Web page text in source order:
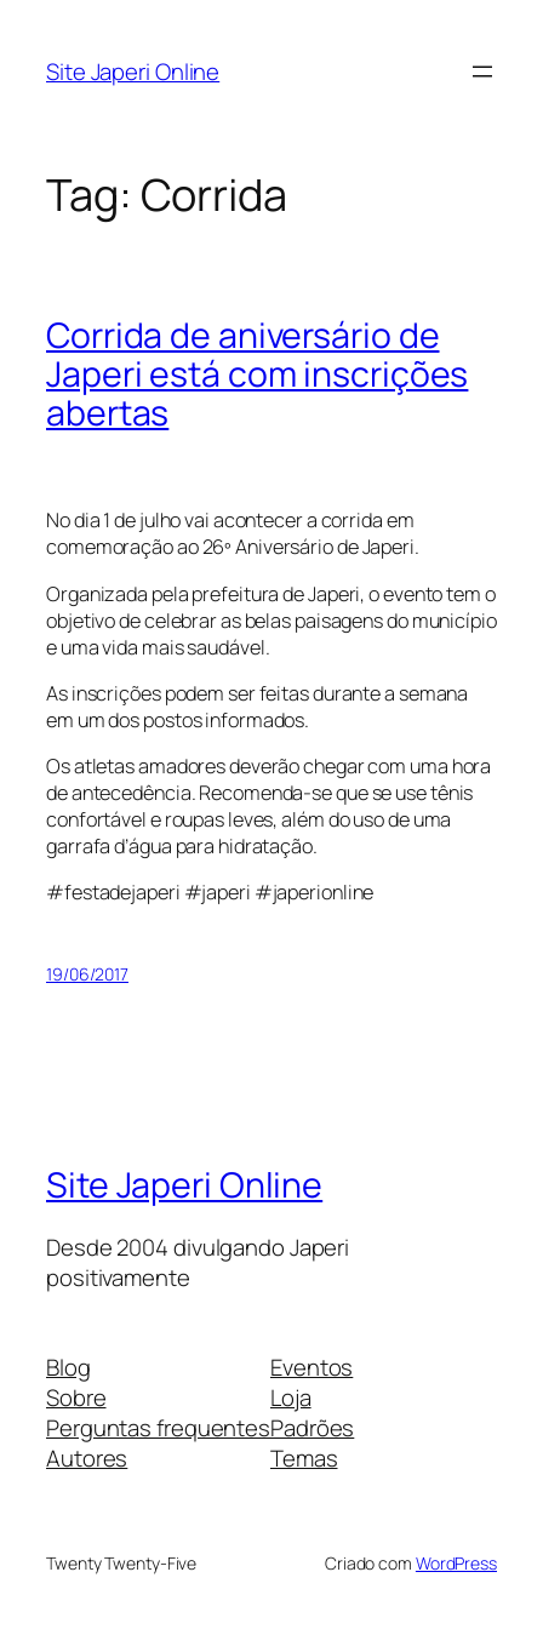
Site Japeri Online
Tag: Corrida
Corrida de aniversário de
Japeri está com inscrições
abertas
No dia 1 de julho vai acontecer a corrida em
comemoração ao 26º Aniversário de Japeri.
Organizada pela prefeitura de Japeri, o evento tem o
objetivo de celebrar as belas paisagens do município
e uma vida mais saudável.
As inscrições podem ser feitas durante a semana
em um dos postos informados.
Os atletas amadores deverão chegar com uma hora
de antecedência. Recomenda-se que se use tênis
confortável e roupas leves, além do uso de uma
garrafa d’água para hidratação.
#festadejaperi #japeri #japerionline
19/06/2017
Site Japeri Online
Desde 2004 divulgando Japeri
positivamente
Blog
Sobre
Perguntas frequentes
Autores
Eventos
Loja
Padrões
Temas
Twenty Twenty-Five Criado com WordPress